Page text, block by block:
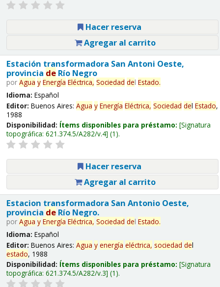
Hacer reserva
Agregar al carrito
Estación transformadora San Antoni Oeste,
provincia deRío Negro
por Agua y Energía Eléctrica, Sociedad del Estado.
Idioma: Español
Editor: Buenos Aires: Agua y Energía Eléctrica, Sociedad del Estado,
1988
Disponibilidad: Ítems disponibles para préstamo: Signatura
topográfica: 621.374.5/A282/v.4 (1).
Hacer reserva
Agregar al carrito
Estacion transformadora San Antonio Oeste,
provincia deRío Negro.
por Agua y Energía Eléctrica, Sociedad del Estado.
Idioma: Español
Editor: Buenos Aires: Agua y energía eléctrica, sociedad del
estado, 1988
Disponibilidad: Ítems disponibles para préstamo: Signatura
topográfica: 621.374.5/A282/v.3 (1).